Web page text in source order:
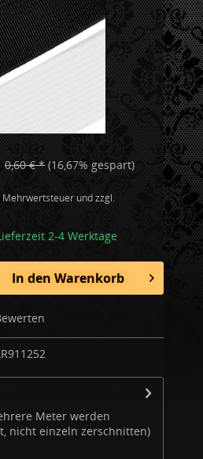
0,60 € * (16,67% gespart)
und zzgl.
2-4 Werktage
In den Warenkorb
Meter werden
nicht einzeln zerschnitten)